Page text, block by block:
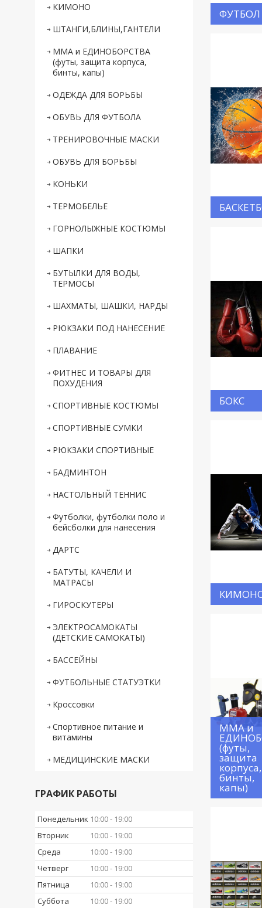
ФУТБОЛ
БОКС
ММА и
(футы,
защита
корпуса,
бинты,
капы)
КИМОНО
ШТАНГИ,БЛИНЫ,ГАНТЕЛИ
ММА и ЕДИНОБОРСТВА
(футы, защита корпуса,
бинты, капы)
ОДЕЖДА ДЛЯ БОРЬБЫ
ОБУВЬ ДЛЯ ФУТБОЛА
ТРЕНИРОВОЧНЫЕ МАСКИ
ОБУВЬ ДЛЯ БОРЬБЫ
КОНЬКИ
ТЕРМОБЕЛЬЕ
ГОРНОЛЫЖНЫЕ КОСТЮМЫ
ШАПКИ
БУТЫЛКИ ДЛЯ ВОДЫ,
ТЕРМОСЫ
ШАХМАТЫ, ШАШКИ, НАРДЫ
РЮКЗАКИ ПОД НАНЕСЕНИЕ
ПЛАВАНИЕ
ФИТНЕС И ТОВАРЫ ДЛЯ
ПОХУДЕНИЯ
СПОРТИВНЫЕ КОСТЮМЫ
СПОРТИВНЫЕ СУМКИ
РЮКЗАКИ СПОРТИВНЫЕ
БАДМИНТОН
НАСТОЛЬНЫЙ ТЕННИС
Футболки, футболки поло и
бейсболки для нанесения
ДАРТС
БАТУТЫ, КАЧЕЛИ И
МАТРАСЫ
ГИРОСКУТЕРЫ
ЭЛЕКТРОСАМОКАТЫ
(ДЕТСКИЕ САМОКАТЫ)
БАССЕЙНЫ
ФУТБОЛЬНЫЕ СТАТУЭТКИ
Кроссовки
Спортивное питание и
витамины
МЕДИЦИНСКИЕ МАСКИ
ГРАФИК РАБОТЫ
Понедельник 10:00
19:00
Вторник
10:00
19:00
Среда
10:00
19:00
Четверг
10:00
19:00
Пятница
10:00
19:00
Суббота
10:00 19:00